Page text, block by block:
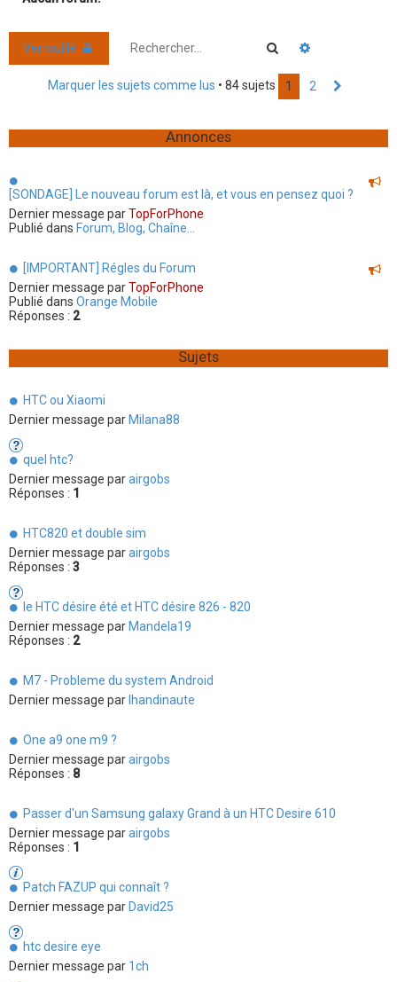
Verrouillé Rechercher
Marquer les sujets comme lus • 84 sujets 1 2
Annonces
[SONDAGE] Le nouveau forum est là, et vous en pensez quoi ?
Dernier message parTopForPhone
Publié dans Forum, Blog, Chaîne...
[IMPORTANT] Régles du Forum
Dernier message parTopForPhone
Publié dans Orange Mobile
Réponses : 2
Sujets
HTC ou Xiaomi
Dernier message parMilana88
quel htc?
Dernier message parairgobs
Réponses : 1
HTC820 et double sim
Dernier message parairgobs
Réponses : 3
le HTC désire été et HTC désire 826 - 820
Dernier message parMandela19
Réponses : 2
M7 - Probleme du system Android
Dernier message parlhandinaute
One a9 one m9 ?
Dernier message parairgobs
Réponses : 8
Passer d'un Samsung galaxy Grand à un HTC Desire 610
Dernier message parairgobs
Réponses : 1
Patch FAZUP qui connaît ?
Dernier message parDavid25
htc desire eye
Dernier message par 1ch